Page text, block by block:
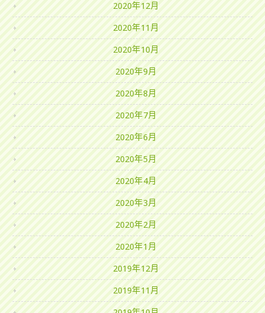
2020年12月
2020年11月
2020年10月
2020年9月
2020年8月
2020年7月
2020年6月
2020年5月
2020年4月
2020年3月
2020年2月
2020年1月
2019年12月
2019年11月